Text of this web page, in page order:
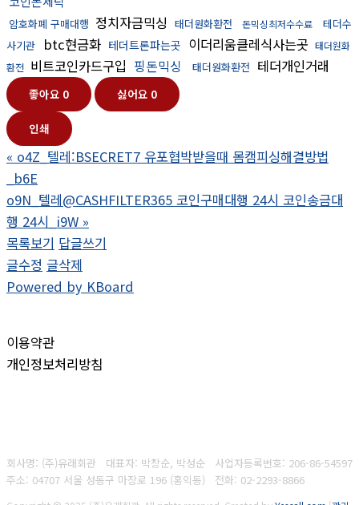
암호화폐 구매대행 정치자금믹싱 태더원화환전 돈믹싱최저수수료
테더수
사기관
btc현금화 테더트론파는곳 이더리움클레식사는곳 태더원화
환전 비트코인카드구입 핑돈믹싱 태더원화환전 테더개인거래
좋아요 0 싫어요 0
인쇄
« o4Z_텔레:BSECRET7 유포협박받을때 몸캠피싱해결방법
_b6E
o9N_텔레@CASHFILTER365 코인구매대행 24시 코인송금대
행 24시_i9W »
목록보기 답글쓰기
글수정 글삭제
Powered by KBoard
이용약관
개인정보처리방침
회사명: (주)유래회관 대표자: 박창순, 박성순 사업자등록번호: 206-86-54597
주소: 04707 서울 성동구 마장로 196 (홍익동) 전화: 02-2293-8866